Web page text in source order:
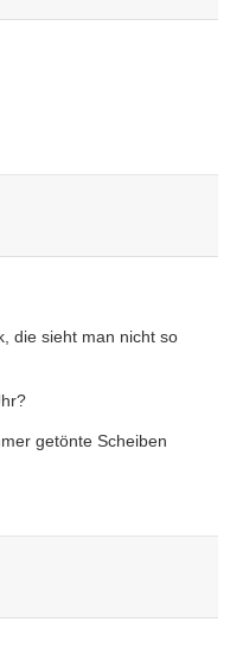
die sieht man nicht so
getönte Scheiben